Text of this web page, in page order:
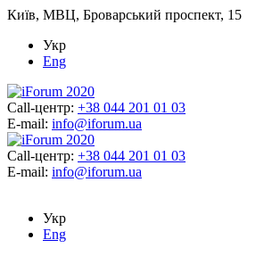
Київ, МВЦ, Броварський проспект, 15
Укр
Eng
Call-центр: +38 044 201 01 03
E-mail: info@iforum.ua
Call-центр: +38 044 201 01 03
E-mail: info@iforum.ua
Укр
Eng